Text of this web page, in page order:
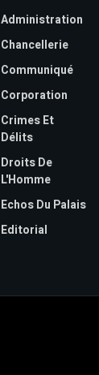
Administration
Chancellerie
Communiqué
Corporation
Crimes Et
Délits
Droits De
L'Homme
Echos Du Palais
Editorial